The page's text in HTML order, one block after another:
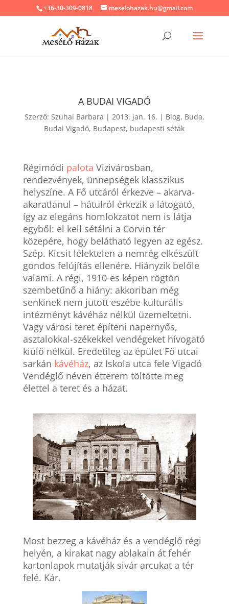
+36-30-309-0818 meselohazak.hu@gmail.com
A BUDAI VIGADÓ
Szerző: Szuhai Barbara | 2013. jan. 16. | Blog, Buda,
Budai Vigadó, Budapest, budapesti séták
Régimódi palota Vizivárosban,
rendezvények, ünnepségek klasszikus
helyszíne. A Fő utcáról érkezve – akarva-
akaratlanul – hátulról érkezik a látogató,
így az elegáns homlokzatot nem is látja
egyből: el kell sétálni a Corvin tér
közepére, hogy belátható legyen az egész.
Szép. Kicsit lélektelen a nemrég elkészült
gondos felújítás ellenére. Hiányzik belőle
valami. A régi, 1910-es képen rögtön
szembetűnő a hiány: akkoriban még
senkinek nem jutott eszébe kulturális
intézményt kávéház nélkül üzemeltetni.
Vagy városi teret építeni napernyős,
asztalokkal-székekkel vendégeket hívogató
kiülő nélkül. Eredetileg az épület Fő utcai
sarkán kávéház, az Iskola utca fele Vigadó
Vendéglő néven étterem töltötte meg
élettel a teret és a házat.
Most bezzeg a kávéház és a vendéglő régi
helyén, a kirakat nagy ablakain át fehér
kartonlapok mutatják sivár arcukat a tér
felé. Kár.